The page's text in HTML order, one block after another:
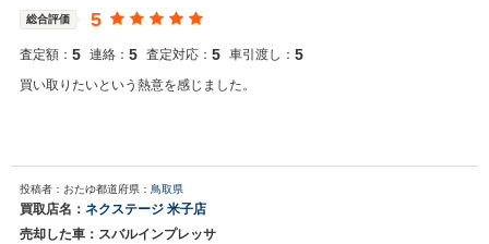
総合評価 5
査定額： 5 連絡： 5 査定対応： 5 車引渡し： 5
買い取りたいという熱意を感じました。
投稿者：おたゆ都道府県： 鳥取県
買取店名： ネクステージ 米子店
売却した車：スバルインプレッサ